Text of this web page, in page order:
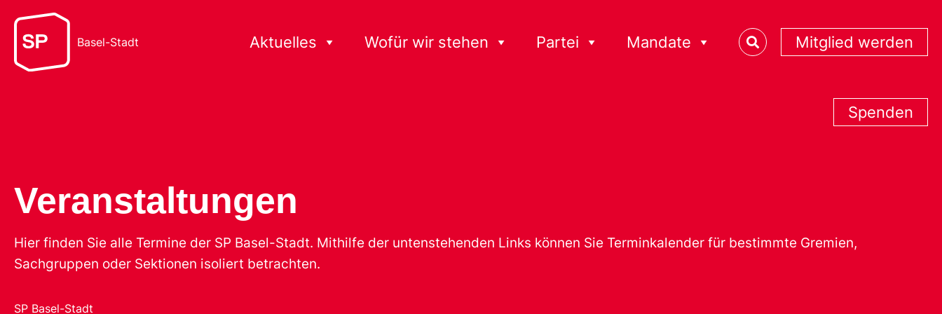
Basel-Stadt Aktuelles Wofür wir stehen Partei Mandate Mitglied werden
Spenden
Veranstaltungen
Hier finden Sie alle Termine der SP Basel-Stadt. Mithilfe der untenstehenden Links können Sie Terminkalender für bestimmte Gremien,
Sachgruppen oder Sektionen isoliert betrachten.
SP Basel-Stadt